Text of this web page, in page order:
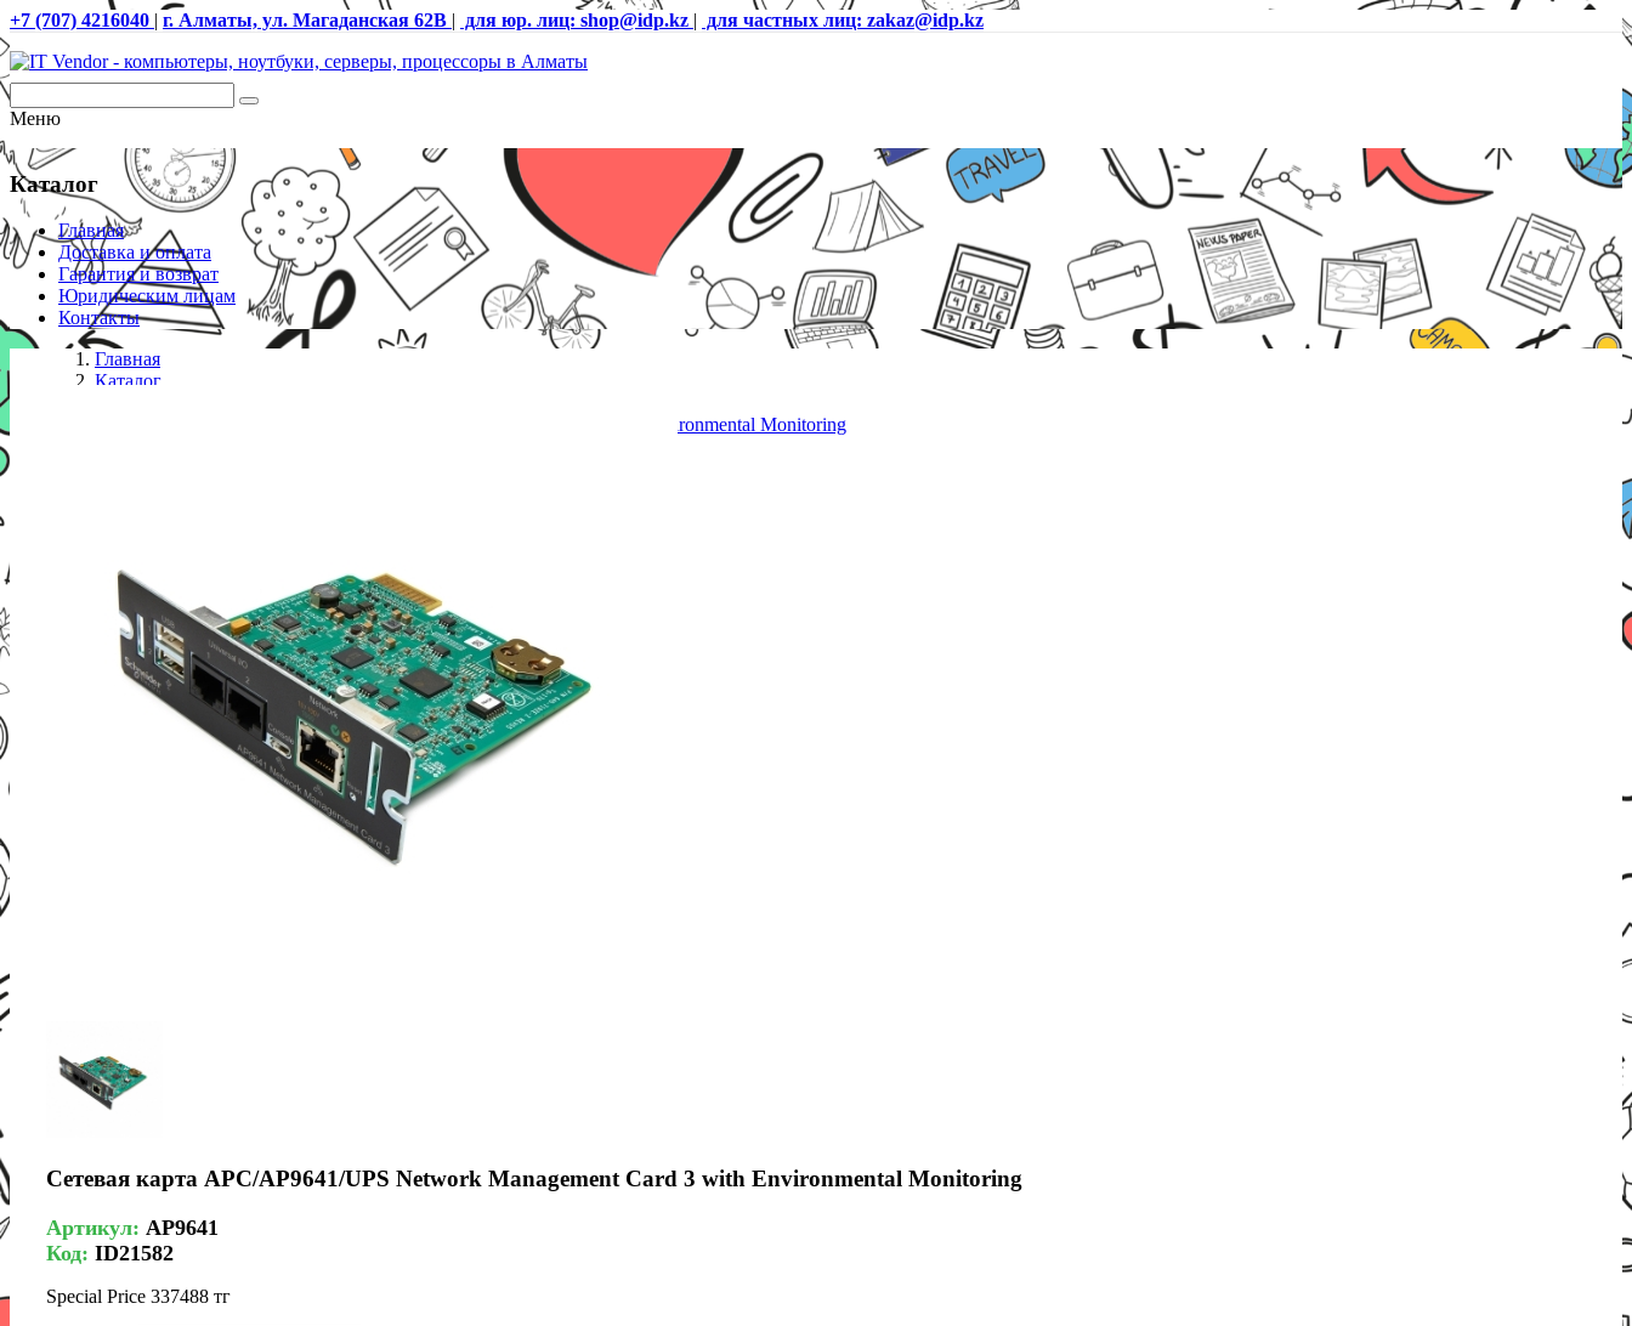
+7 (707) 4216040 | г. Алматы, ул. Магаданская 62В | для юр. лиц: shop@idp.kz | для частных лиц: zakaz@idp.kz
Меню
Каталог
Главная
Доставка и оплата
Гарантия и возврат
Юридическим лицам
Контакты
Главная
Каталог
Сетевая карта APC/AP9641/UPS Network Management Card 3 with Environmental Monitoring
Сетевая карта APC/AP9641/UPS Network Management Card 3 with Environmental Monitoring
Артикул: AP9641
Код: ID21582
Special Price 337488 тг